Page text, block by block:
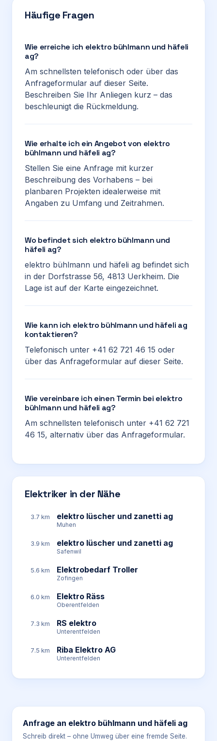
Häufige Fragen
Wie erreiche ich elektro bühlmann und häfeli
ag?
Am schnellsten telefonisch oder über das
Anfrageformular auf dieser Seite.
Beschreiben Sie Ihr Anliegen kurz – das
beschleunigt die Rückmeldung.
Wie erhalte ich ein Angebot von elektro
bühlmann und häfeli ag?
Stellen Sie eine Anfrage mit kurzer
Beschreibung des Vorhabens – bei
planbaren Projekten idealerweise mit
Angaben zu Umfang und Zeitrahmen.
Wo befindet sich elektro bühlmann und
häfeli ag?
elektro bühlmann und häfeli ag befindet sich
in der Dorfstrasse 56, 4813 Uerkheim. Die
Lage ist auf der Karte eingezeichnet.
Wie kann ich elektro bühlmann und häfeli ag
kontaktieren?
Telefonisch unter +41 62 721 46 15 oder
über das Anfrageformular auf dieser Seite.
Wie vereinbare ich einen Termin bei elektro
bühlmann und häfeli ag?
Am schnellsten telefonisch unter +41 62 721
46 15, alternativ über das Anfrageformular.
Elektriker in der Nähe
3.7 km elektro lüscher und zanetti ag
Muhen
3.9 km elektro lüscher und zanetti ag
Safenwil
5.6 km Elektrobedarf Troller
Zofingen
6.0 km Elektro Räss
Oberentfelden
7.3 km RS elektro
Unterentfelden
7.5 km Riba Elektro AG
Unterentfelden
Anfrage an elektro bühlmann und häfeli ag
Schreib direkt – ohne Umweg über eine fremde Seite.